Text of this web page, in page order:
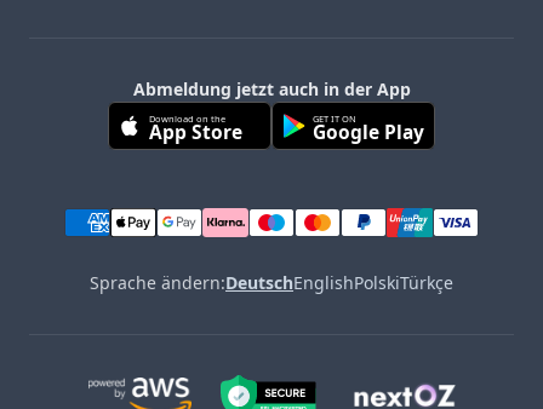
Abmeldung jetzt auch in der App
Download on the
App Store GET IT ON
Google Play
Sprache ändern:DeutschEnglishPolskiTürkçe